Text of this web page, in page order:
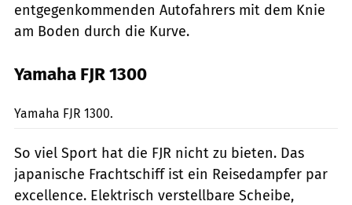
entgegenkommenden Autofahrers mit dem Knie
am Boden durch die Kurve.
Yamaha FJR 1300
Yamaha FJR 1300.
So viel Sport hat die FJR nicht zu bieten. Das
japanische Frachtschiff ist ein Reisedampfer par
excellence. Elektrisch verstellbare Scheibe,